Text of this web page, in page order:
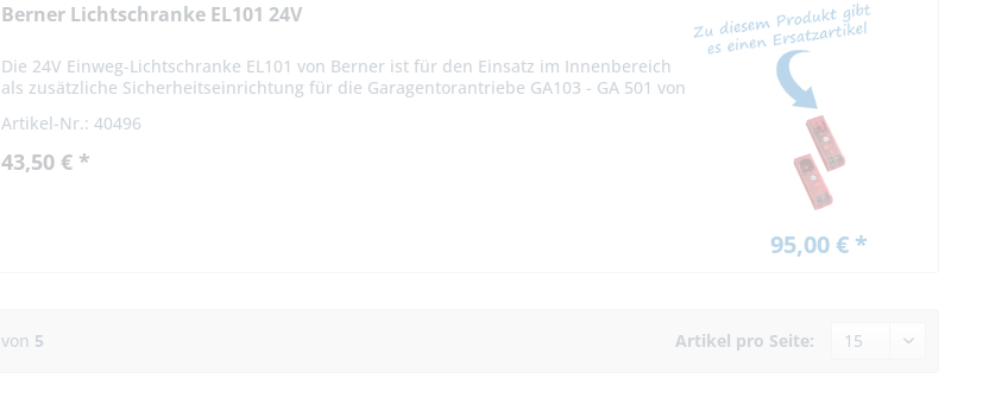
Berner Lichtschranke EL101 24V
Die 24V Einweg-Lichtschranke EL101 von Berner ist für den Einsatz im Innenbereich
als zusätzliche Sicherheitseinrichtung für die Garagentorantriebe GA103 - GA 501 von
Artikel-Nr.: 40496
43,50 € *
95,00 € *
von 5 Artikel pro Seite: